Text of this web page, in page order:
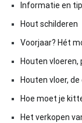
Informatie en
Hout schilderen
Voorjaar? Hét
Houten
Houten vloer,
Hoe moet je
Het verkopen